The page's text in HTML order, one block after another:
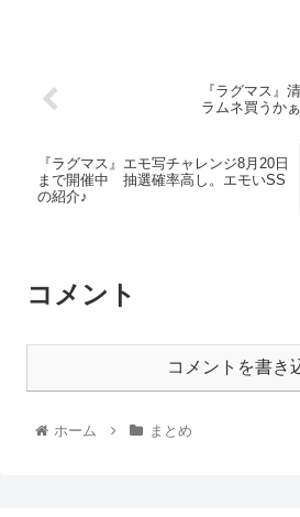
『ラグマス』
ラムネ買うか
『ラグマス』エモ写チャレンジ8月20日
まで開催中 抽選確率高し。エモいSS
の紹介♪
コメント
コメントを書き
ホーム まとめ